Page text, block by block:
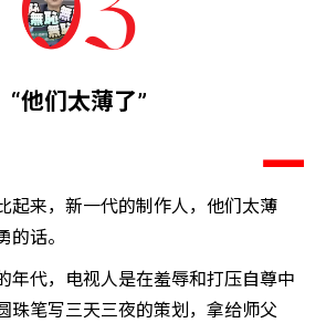
“他们太薄了”
起来，新一代的制作人，他们太薄
的话。
年代，电视人是在羞辱和打压自尊中
珠笔写三天三夜的策划，拿给师父